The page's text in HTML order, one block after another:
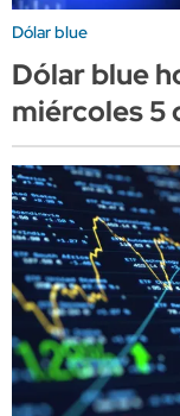
Dólar blue
Dólar blue
miércoles 5